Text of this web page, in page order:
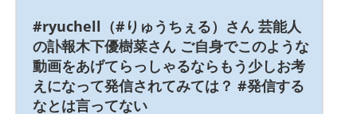
#ryuchell（#りゅうちぇる）さん 芸能人
の訃報木下優樹菜さん ご自身でこのような
動画をあげてらっしゃるならもう少しお考
えになって発信されてみては？ #発信する
なとは言ってない